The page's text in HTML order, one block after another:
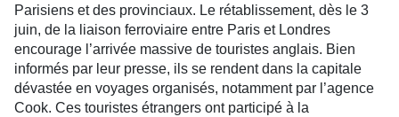
Parisiens et des provinciaux. Le rétablissement, dès le 3
juin, de la liaison ferroviaire entre Paris et Londres
encourage l’arrivée massive de touristes anglais. Bien
informés par leur presse, ils se rendent dans la capitale
dévastée en voyages organisés, notamment par l’agence
Cook. Ces touristes étrangers ont participé à la